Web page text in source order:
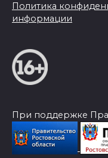
Политика
информации
При поддержке